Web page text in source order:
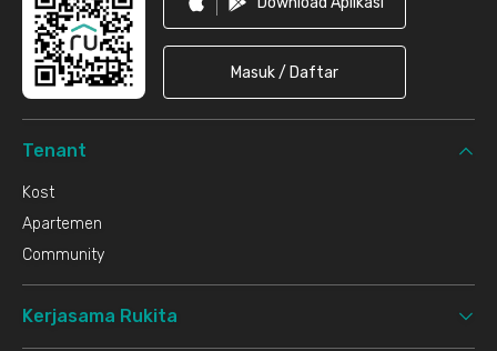
Masuk / Daftar
Tenant
Kost
Apartemen
Community
Kerjasama Rukita